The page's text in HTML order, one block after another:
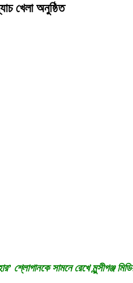
খেলা অনুষ্ঠিত
শ্লোগানকে সামনে রেখে মুন্সীগঞ্জ